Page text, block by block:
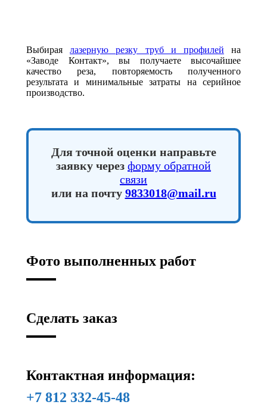
Выбираялазерную резку труб и профилей на
«Заводе Контакт», вы получаете высочайшее
качество реза, повторяемость полученного
результата и минимальные затраты на серийное
производство.
Для точной оценки направьте
заявку через форму обратной
связи
или на почту 9833018@mail.ru
Фото выполненных работ
Сделать заказ
Контактная информация:
+7 812 332-45-48